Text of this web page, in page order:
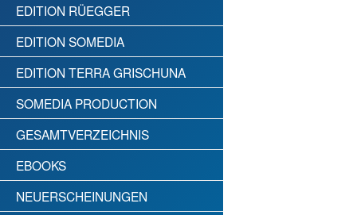
EDITION RÜEGGER
EDITION SOMEDIA
EDITION TERRA GRISCHUNA
SOMEDIA PRODUCTION
GESAMTVERZEICHNIS
EBOOKS
NEUERSCHEINUNGEN